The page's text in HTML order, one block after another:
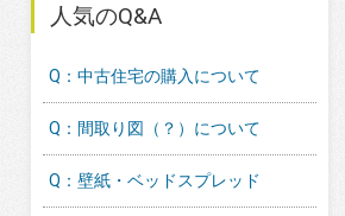
人気のQ&A
Q：中古住宅の購入について
Q：間取り図（？）について
Q：壁紙・ベッドスプレッド